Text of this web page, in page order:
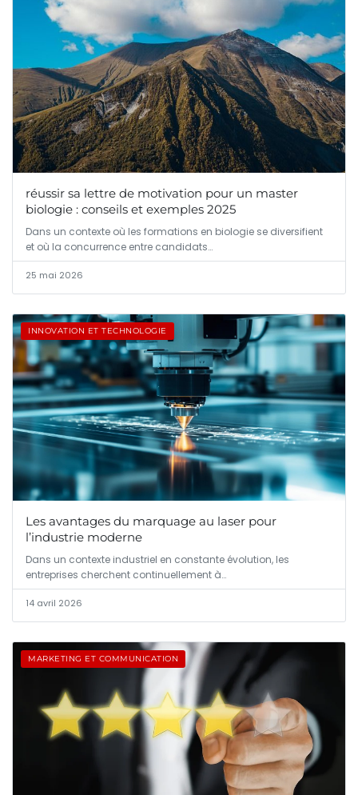
réussir sa lettre de motivation pour un master
biologie : conseils et exemples 2025
Dans un contexte où les formations en biologie se diversifient
et où la concurrence entre candidats…
25 mai 2026
INNOVATION ET TECHNOLOGIE
Les avantages du marquage au laser pour
l’industrie moderne
Dans un contexte industriel en constante évolution, les
entreprises cherchent continuellement à…
14 avril 2026
MARKETING ET COMMUNICATION